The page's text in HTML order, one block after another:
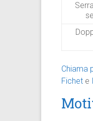
Chiama
Fichet e